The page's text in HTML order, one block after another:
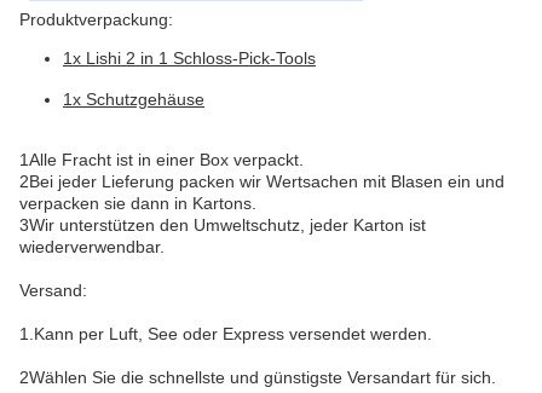
Produktverpackung:
1x Lishi 2 in 1 Schloss-Pick-Tools
1x Schutzgehäuse
1Alle Fracht ist in einer Box verpackt.
2Bei jeder Lieferung packen wir Wertsachen mit Blasen ein und
verpacken sie dann in Kartons.
3Wir unterstützen den Umweltschutz, jeder Karton ist
wiederverwendbar.
Versand:
1.Kann per Luft, See oder Express versendet werden.
2Wählen Sie die schnellste und günstigste Versandart für sich.